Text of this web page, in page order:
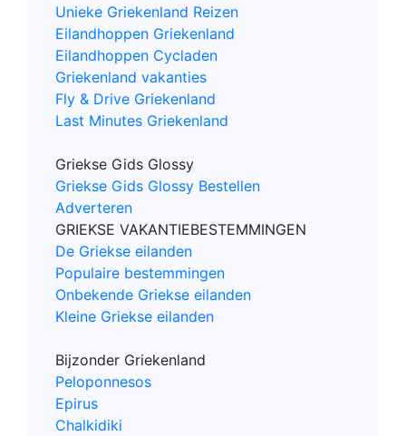
Unieke Griekenland Reizen
Eilandhoppen Griekenland
Eilandhoppen Cycladen
Griekenland vakanties
Fly & Drive Griekenland
Last Minutes Griekenland
Griekse Gids Glossy
Griekse Gids Glossy Bestellen
Adverteren
GRIEKSE VAKANTIEBESTEMMINGEN
De Griekse eilanden
Populaire bestemmingen
Onbekende Griekse eilanden
Kleine Griekse eilanden
Bijzonder Griekenland
Peloponnesos
Epirus
Chalkidiki